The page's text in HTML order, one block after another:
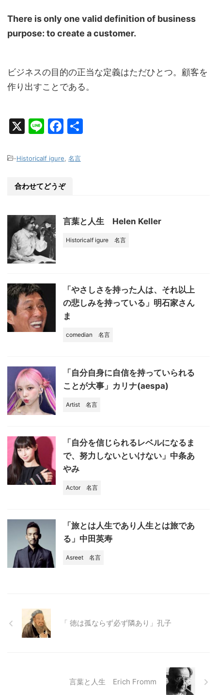
There is only one valid definition of business
purpose: to create a customer.
ビジネスの目的の正当な定義はただひとつ。顧客を
作り出すことである。
X
Li
e
F
c
b
o
k
-Historicalf igure 名言
合わせてどうぞ
言葉と人生 Helen Keller
Historicalf igure 名言
「やさしさを持った人は、それ以上
の悲しみを持っている」明石家さん
ま
comedian 名言
「自分自身に自信を持っていられる
ことが大事」カリナ(aespa)
Artist 名言
「自分を信じられるレベルになるま
で、努力しないといけない」中条あ
やみ
Actor 名言
「旅とは人生であり人生とは旅であ
る」中田英寿
Asreet 名言
「 徳は孤ならず必ず隣あり」孔子
言葉と人生 Erich Fromm